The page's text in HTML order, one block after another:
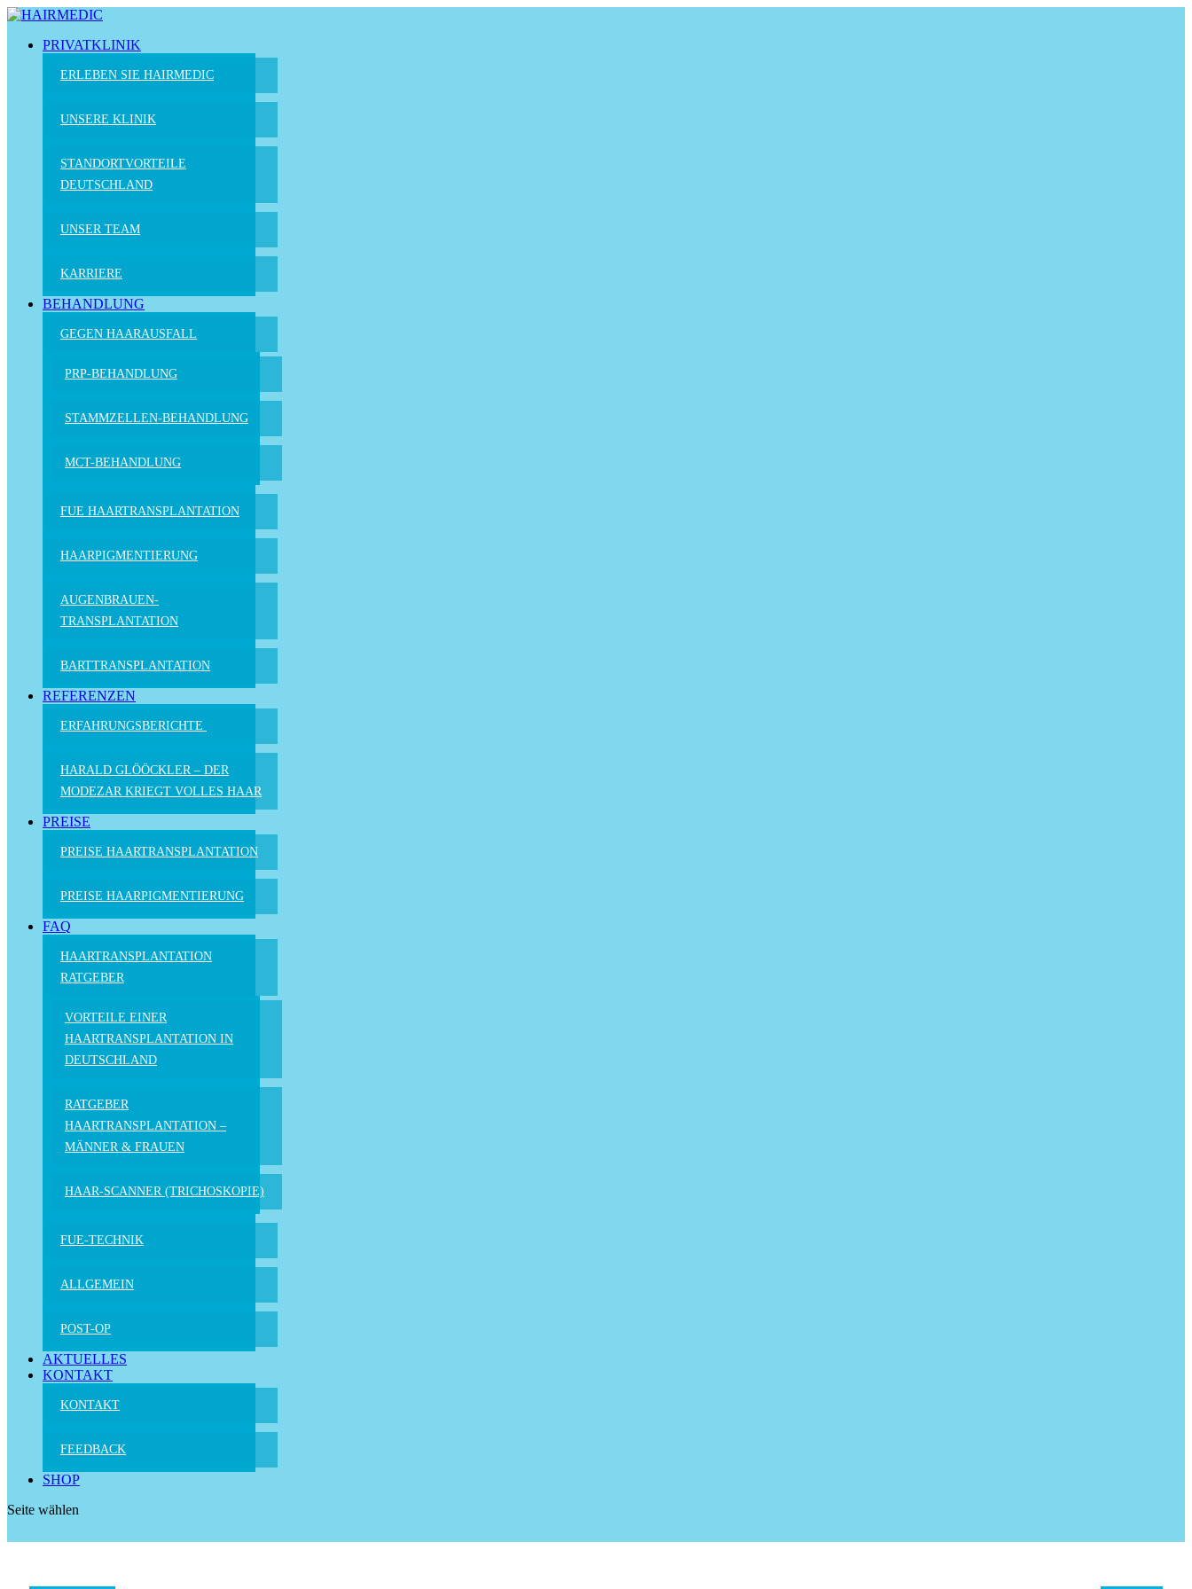
PRIVATKLINIK
ERLEBEN SIE HAIRMEDIC
UNSERE KLINIK
STANDORTVORTEILE
DEUTSCHLAND
UNSER TEAM
KARRIERE
BEHANDLUNG
GEGEN HAARAUSFALL
PRP-BEHANDLUNG
STAMMZELLEN-BEHANDLUNG
MCT-BEHANDLUNG
FUE HAAR­TRANS­PLANTATION
HAARPIGMEN­TIERUNG
AUGENBRAUEN­
TRANSPLANTATION
BARTTRANS­PLANTATION
REFERENZEN
ERFAHRUNGSBERICHTE
HARALD GLÖÖCKLER – DER
MODEZAR KRIEGT VOLLES HAAR
PREISE
PREISE HAARTRANSPLANTATION
PREISE HAARPIGMENTIERUNG
FAQ
HAARTRANSPLANTATION
RATGEBER
VORTEILE EINER
HAARTRANSPLANTATION IN
DEUTSCHLAND
RATGEBER
HAARTRANSPLANTATION –
MÄNNER & FRAUEN
HAAR-SCANNER (TRICHOSKOPIE)
FUE-TECHNIK
ALLGEMEIN
POST-OP
AKTUELLES
KONTAKT
KONTAKT
FEEDBACK
SHOP
Seite wählen